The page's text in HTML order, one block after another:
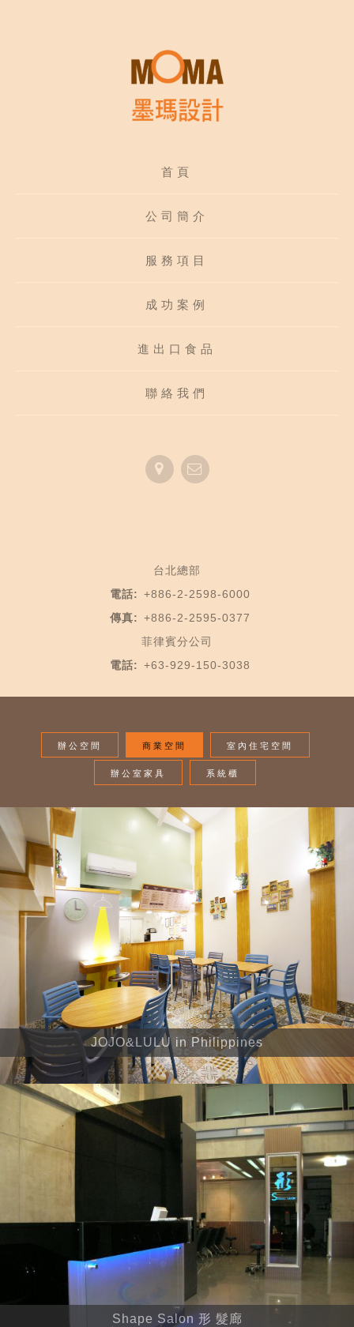
首頁
公司簡介
服務項目
成功案例
進出口食品
聯絡我們
台北總部
電話: +886-2-2598-6000
傳真: +886-2-2595-0377
菲律賓分公司
電話: +63-929-150-3038
辦公空間 商業空間 室內住宅空間
辦公室家具 系統櫃
JOJO&LULU in Philippines
Shape Salon 形 髮廊